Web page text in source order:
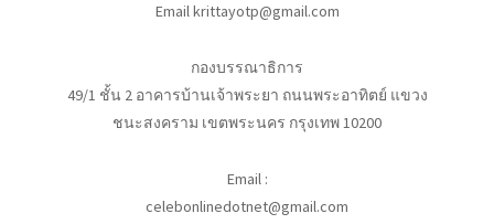
Email krittayotp@gmail.com
กองบรรณาธิการ
49/1 ชั้น 2 อาคารบ้านเจ้าพระยา ถนนพระอาทิตย์ แขวง
ชนะสงคราม เขตพระนคร กรุงเทพ 10200
Email :
celebonlinedotnet@gmail.com